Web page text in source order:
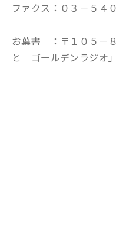
ファクス：０３－５４
お葉書 ：〒１０５－
と ゴールデンラジオ」